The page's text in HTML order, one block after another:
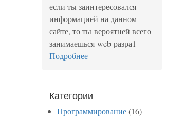
если ты заинтересовался
информацией на данном
сайте, то ты вероятней всего
занимаешься web-разра1
Подробнее
Категории
Программирование(16)